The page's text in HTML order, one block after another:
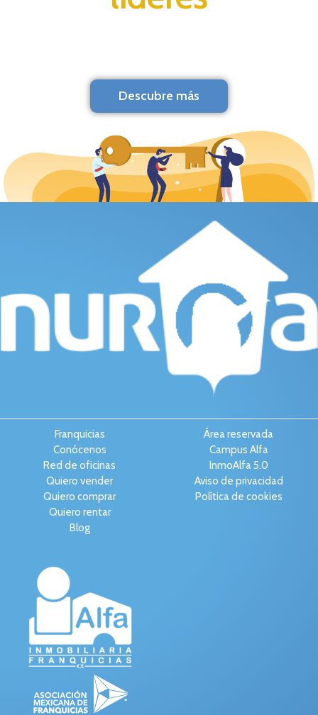
Descubre más
Franquicias
Conócenos
Red de oficinas
Quiero vender
Quiero comprar
Quiero rentar
Blog
Área reservada
Campus Alfa
InmoAlfa 5.0
Aviso de privacidad
Política de cookies